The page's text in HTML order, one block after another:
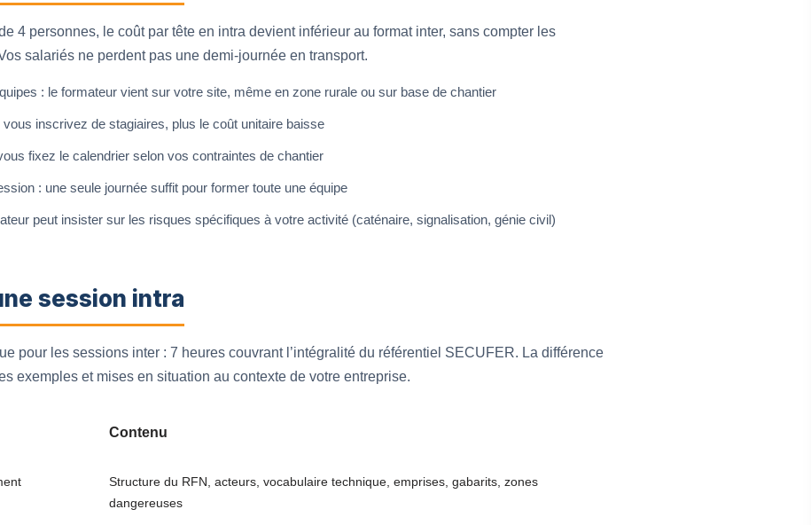
4 personnes, le coût par tête en intra devient inférieur au format inter, sans compter les
salariés ne perdent pas une demi-journée en transport.
: le formateur vient sur votre site, même en zone rurale ou sur base de chantier
inscrivez de stagiaires, plus le coût unitaire baisse
fixez le calendrier selon vos contraintes de chantier
: une seule journée suffit pour former toute une équipe
peut insister sur les risques spécifiques à votre activité (caténaire, signalisation, génie civil)
session intra
pour les sessions inter : 7 heures couvrant l’intégralité du référentiel SECUFER. La différence
exemples et mises en situation au contexte de votre entreprise.
Contenu
Structure du RFN, acteurs, vocabulaire technique, emprises, gabarits, zones
dangereuses